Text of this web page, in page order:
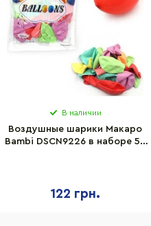
В наличии
Воздушные шарики Макаро
Bambi DSCN9226 в наборе 50
122 грн.